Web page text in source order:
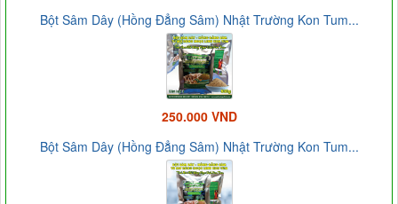
Bột Sâm Dây (Hồng Đẳng Sâm) Nhật Trường Kon Tum...
250.000 VND
Bột Sâm Dây (Hồng Đẳng Sâm) Nhật Trường Kon Tum...